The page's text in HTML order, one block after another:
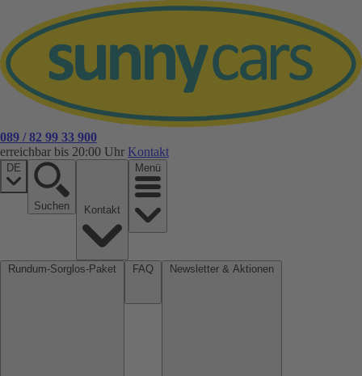
089 / 82 99 33 900
erreichbar bis 20:00 Uhr Kontakt
DE
Suchen
Menü